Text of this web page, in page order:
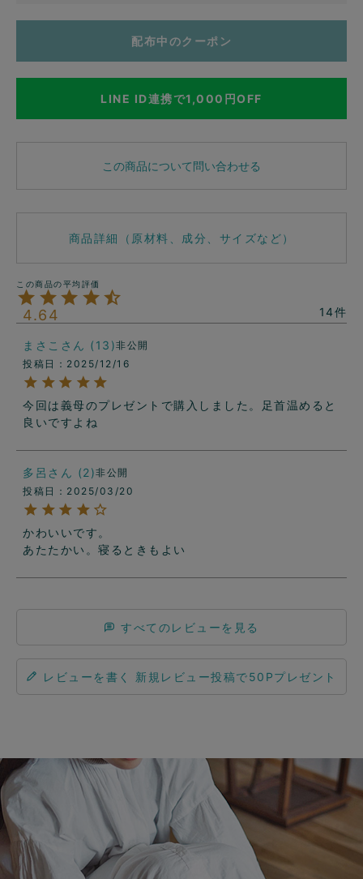
配布中のクーポン
LINE ID連携で1,000円OFF
この商品について問い合わせる
商品詳細（原材料、成分、サイズなど）
4.64 14
まさこ 13 非公開
投稿日
2025/12/16
今回は義母のプレゼントで購入しました。足首温めると
多呂 2 非公開
投稿日
2025/03/20
かわいいです。
あたたかい。寝るときもよい
すべてのレビューを見る
レビューを書く